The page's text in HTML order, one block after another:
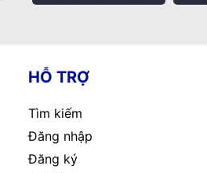
HỖ TRỢ
Tìm kiếm
Đăng nhập
Đăng ký